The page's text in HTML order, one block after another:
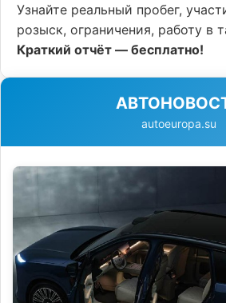
Узнайте реальный пробег,
розыск, ограничения, работу в
Краткий отчёт — бесплатно!
autoeuropa.su